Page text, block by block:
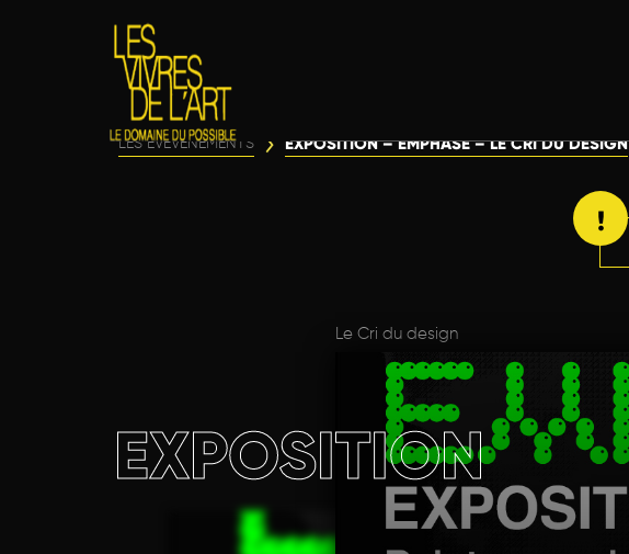
LES ÉVÈVENEMENTS EXPOSITION – EMPHASE – LE CRI DU DESIGN
Le Cri du design
EXPOSITION